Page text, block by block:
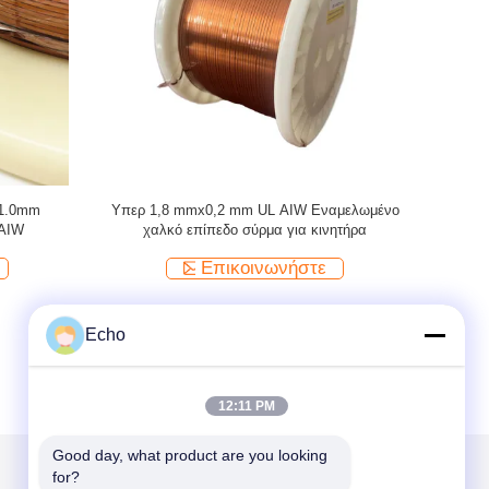
/
χαλκό
AIW220 Υψηλή θερμοκρασία 0.2mmx4.0mm
Εναλισμένο επίπεδο σύρμα περιτύλιξης
Επικοινωνήστε
Echo
12:11 PM
Good day, what product are you looking
for?